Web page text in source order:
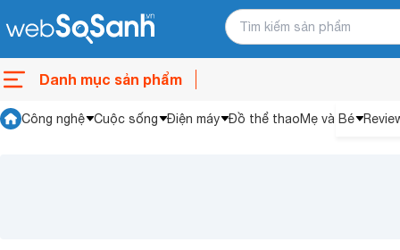
Danh mục sản phẩm
Công nghệ Cuộc sống Điện máy Đồ thể thaoMẹ và Bé